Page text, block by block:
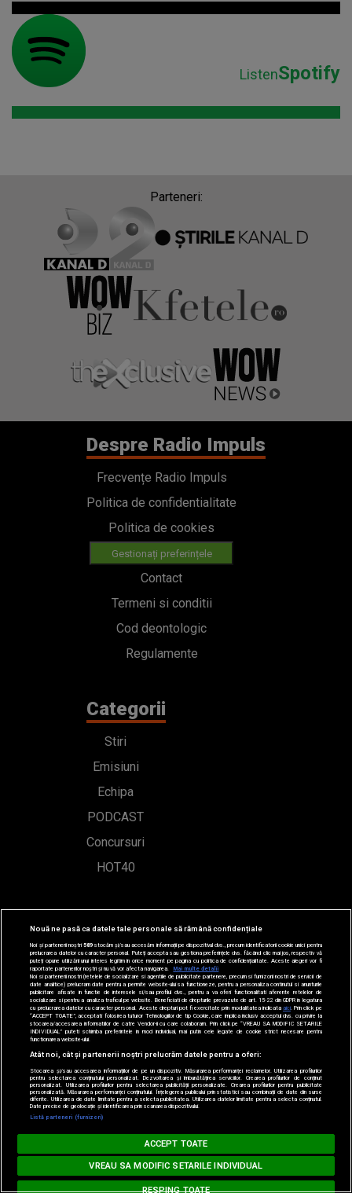
ListenSpotify
Parteneri:
Despre Radio Impuls
Frecvențe Radio Impuls
Politica de confidentialitate
Politica de cookies
Gestionați preferințele
Contact
Termeni si conditii
Cod deontologic
Regulamente
Categorii
Stiri
Emisiuni
Echipa
PODCAST
Concursuri
HOT40
Contact
Bd. Mărăști 65-67,
Romexpo Intrarea C,
Pavilion T, sector 1
LIVE : 0754-222.999
WhatsApp: 0754-222.999
Loading...
MUSIC NON STOP
#hitperepeat
Nouă ne pasă ca datele tale personale să rămână confidențiale
Noi și partenerii noștri589stocăm și/sau accesăm informații pe dispozitivul dvs., precum identificatorii cookie unici pentru
prelucrarea datelor cu caracter personal. Puteți accepta sau gestiona preferințele dvs. făcând clic mai jos, respectiv vă
puteți opune utilizării unui interes legitim în orice moment pe pagina cu politica de confidențialitate. Aceste alegeri vor fi
raportate partenerilor noștri și nu vă vor afecta navigarea.
Mai multe detalii
Noi si partenerii nostri (retelele de socializare si agentiile de publicitate partenere, precum si furnizorii nostri de servicii de
date analitice) prelucram date pentru a permite website-ului sa functioneze, pentru a personaliza continutul si anunturile
publicitare afisate in functie de interesele si/sau profilul dvs., pentru a va oferi functionalitati aferente retelelor de
socializare si pentru a analiza traficul pe website. Beneficiati de drepturile prevazute de art. 15-22 din GDPR in legatura
cu prelucrarea datelor cu caracter personal. Aceste drepturi pot fi exercitate prin modalitatea indicataaici . Prin click pe
“ACCEPT TOATE”, acceptati folosirea tuturor Tehnologiilor de tip Cookie, care implica inclusiv acceptul dvs. cu privire la
stocarea/accesarea informatiilor de catre Vendor-ii cu care colaboram. Prin click pe “VREAU SA MODIFIC SETARILE
INDIVIDUAL” puteti schimba preferintele in mod individual, mai putin cele legate de cookie strict necesare pentru
functionarea website-ului.
Atât noi, cât și partenerii noștri prelucrăm datele pentru a oferi:
Stocarea și/sau accesarea informațiilor de pe un dispozitiv. Măsurarea performanței reclamelor. Utilizarea profilurilor
pentru selectarea conținutului personalizat. Dezvoltarea și îmbunătățirea serviciilor. Crearea profilurilor de conținut
personalizat. Utilizarea profilurilor pentru selectarea publicității personalizate. Crearea profilurilor pentru publicitate
personalizată. Măsurarea performanței conținutului. Înțelegerea publicului prin statistici sau combinații de date din surse
diferite. Utilizarea de date limitate pentru a selecta publicitatea. Utilizarea datelor limitate pentru a selecta conținutul.
Date precise de geolocație și identificarea prin scanarea dispozitivului.
Listă parteneri (furnizori)
ACCEPT TOATE
RESPING TOATE
VREAU SA MODIFIC SETARILE INDIVIDUAL